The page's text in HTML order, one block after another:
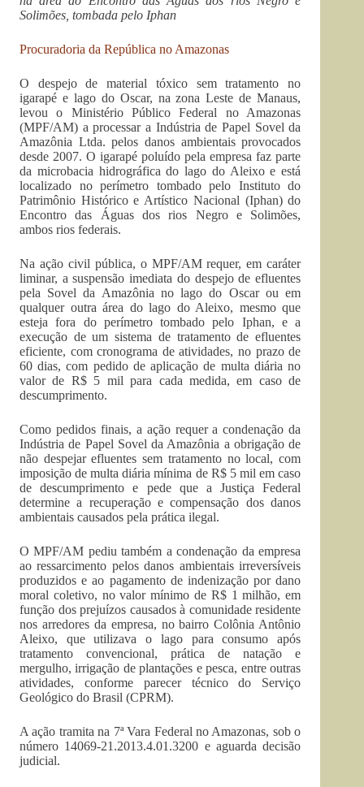
Solimões, tombada pelo Iphan
Procuradoria da República no Amazonas
O despejo de material tóxico sem tratamento no
igarapé e lago do Oscar, na zona Leste de Manaus,
levou o Ministério Público Federal no Amazonas
(MPF/AM) a processar a Indústria de Papel Sovel da
Amazônia Ltda. pelos danos ambientais provocados
desde 2007. O igarapé poluído pela empresa faz parte
da microbacia hidrográfica do lago do Aleixo e está
localizado no perímetro tombado pelo Instituto do
Patrimônio Histórico e Artístico Nacional (Iphan) do
Encontro das Águas dos rios Negro e Solimões,
ambos rios federais.
Na ação civil pública, o MPF/AM requer, em caráter
liminar, a suspensão imediata do despejo de efluentes
pela Sovel da Amazônia no lago do Oscar ou em
qualquer outra área do lago do Aleixo, mesmo que
esteja fora do perímetro tombado pelo Iphan, e a
execução de um sistema de tratamento de efluentes
eficiente, com cronograma de atividades, no prazo de
60 dias, com pedido de aplicação de multa diária no
valor de R$ 5 mil para cada medida, em caso de
descumprimento.
Como pedidos finais, a ação requer a condenação da
Indústria de Papel Sovel da Amazônia a obrigação de
não despejar efluentes sem tratamento no local, com
imposição de multa diária mínima de R$ 5 mil em caso
de descumprimento e pede que a Justiça Federal
determine a recuperação e compensação dos danos
ambientais causados pela prática ilegal.
O MPF/AM pediu também a condenação da empresa
ao ressarcimento pelos danos ambientais irreversíveis
produzidos e ao pagamento de indenização por dano
moral coletivo, no valor mínimo de R$ 1 milhão, em
função dos prejuízos causados à comunidade residente
nos arredores da empresa, no bairro Colônia Antônio
Aleixo, que utilizava o lago para consumo após
tratamento convencional, prática de natação e
mergulho, irrigação de plantações e pesca, entre outras
atividades, conforme parecer técnico do Serviço
Geológico do Brasil (CPRM).
A ação tramita na 7ª Vara Federal no Amazonas, sob o
número 14069-21.2013.4.01.3200 e aguarda decisão
judicial.